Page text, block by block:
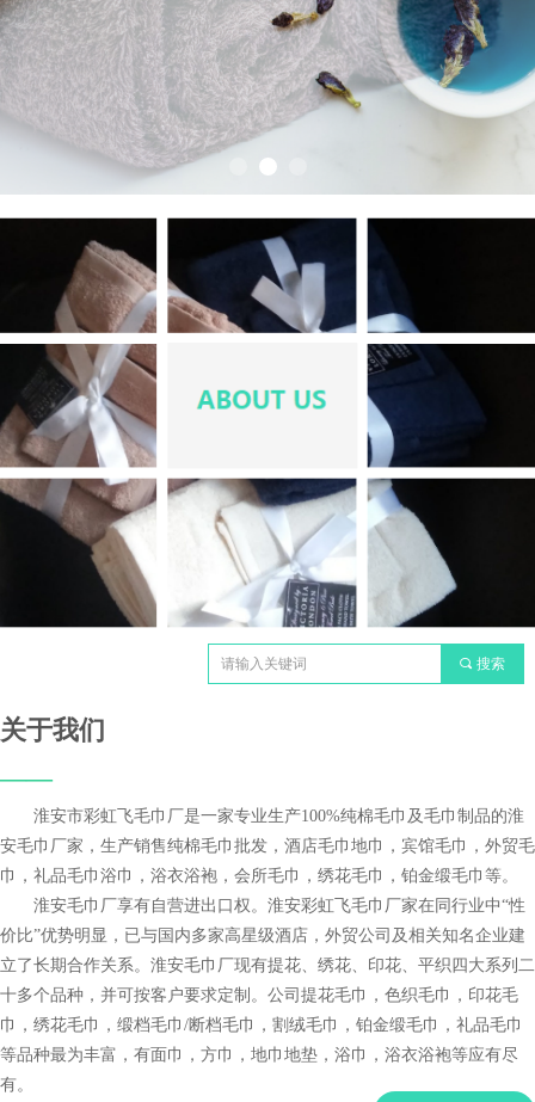
关于我们
——
淮安市彩虹飞毛巾厂是一家专业生产100%纯棉毛巾及毛巾制品的淮
安毛巾厂家，生产销售纯棉毛巾批发，酒店毛巾地巾，宾馆毛巾，外贸毛
巾，礼品毛巾浴巾，浴衣浴袍，会所毛巾，绣花毛巾，铂金缎毛巾等。
淮安毛巾厂享有自营进出口权。 淮安彩虹飞毛巾厂家在同行业中“性
价比”优势明显，已与国内多家高星级酒店，外贸公司及相关知名企业建
立了长期合作关系。淮安毛巾厂现有提花、绣花、印花、平织四大系列二
十多个品种，并可按客户要求定制。公司提花毛巾，色织毛巾，印花毛
巾，绣花毛巾，缎档毛巾/断档毛巾，割绒毛巾，铂金缎毛巾，礼品毛巾
等品种最为丰富，有面巾，方巾，地巾地垫，浴巾，浴衣浴袍等应有尽
有。
끠 搜索